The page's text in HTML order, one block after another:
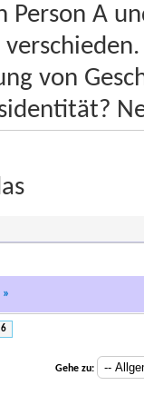
Person A
von
»
6
Gehe zu: